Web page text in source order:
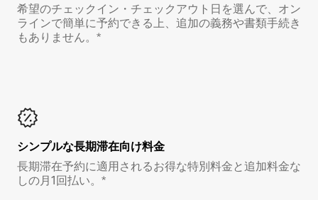
希望のチェックイン・チェックアウト日を選んで、オン
ラインで簡単に予約できる上、追加の義務や書類手続き
もありません。*
シンプルな長期滞在向け料金
長期滞在予約に適用されるお得な特別料金と追加料金な
しの月1回払い。*